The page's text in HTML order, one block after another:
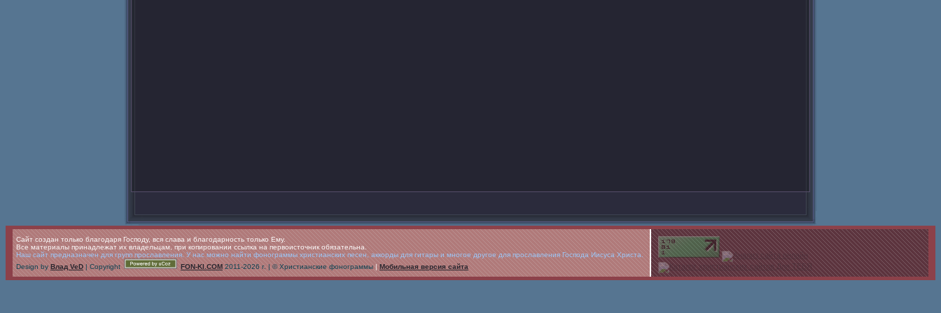
Сайт создан только благодаря Господу, вся слава и благодарность только Ему.
Все материалы принадлежат их владельцам, при копировании ссылка на первоисточник обязательна.
Наш сайт предназначен для групп прославления. У нас можно найти фонограммы христианских песен, аккорды для гитары и многое другое для прославления Господа Иисуса Христа.
Design by Влад VeD | Copyright FON-KI.COM 2011-2026 г. | © Христианские фонограммы | Мобильная версия сайта